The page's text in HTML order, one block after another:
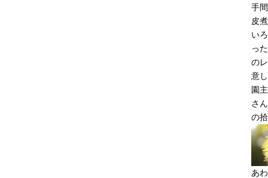
手
皮
い
っ
の
意
園
さ
の
あ